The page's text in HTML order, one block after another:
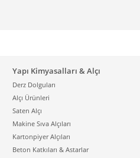
Yapı Kimyasalları & Alçı
Derz Dolguları
Alçı Ürünleri
Saten Alçı
Makine Sıva Alçıları
Kartonpiyer Alçıları
Beton Katkıları & Astarlar